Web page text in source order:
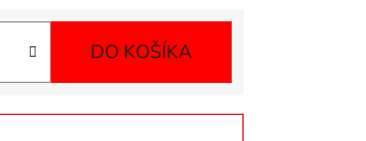
DO KOŠÍKA